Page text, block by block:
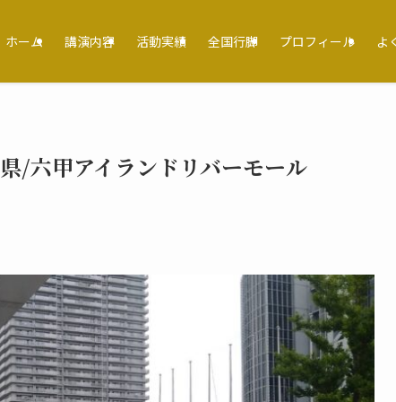
ホーム 講演内容 活動実績 全国行脚 プロフィール よ
/六甲アイランドリバーモール